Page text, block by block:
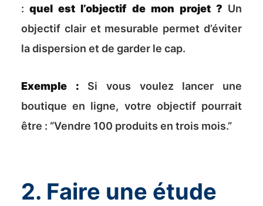
:quel est l’objectif de mon projet ? Un
objectif clair et mesurable permet d’éviter
la dispersion et de garder le cap.
Exemple : Si vous voulez lancer une
boutique en ligne, votre objectif pourrait
être : “Vendre 100 produits en trois mois.”
2. Faire une étude